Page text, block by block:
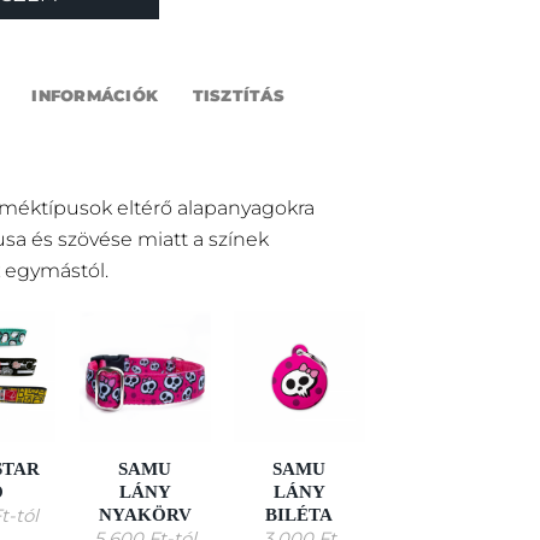
INFORMÁCIÓK TISZTÍTÁS
eltérő alapanyagokra
és szövése miatt a színek
-tól
SAMU
LÁNY
NYAKÖRV
SAMU
LÁNY
BILÉTA